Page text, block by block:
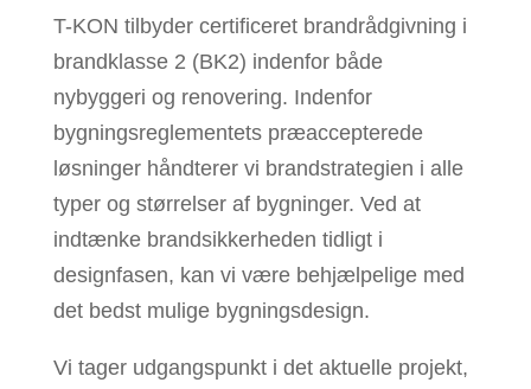
T-KON tilbyder certificeret brandrådgivning i
brandklasse 2 (BK2) indenfor både
nybyggeri og renovering. Indenfor
bygningsreglementets præaccepterede
løsninger håndterer vi brandstrategien i alle
typer og størrelser af bygninger. Ved at
indtænke brandsikkerheden tidligt i
designfasen, kan vi være behjælpelige med
det bedst mulige bygningsdesign.
Vi tager udgangspunkt i det aktuelle projekt,